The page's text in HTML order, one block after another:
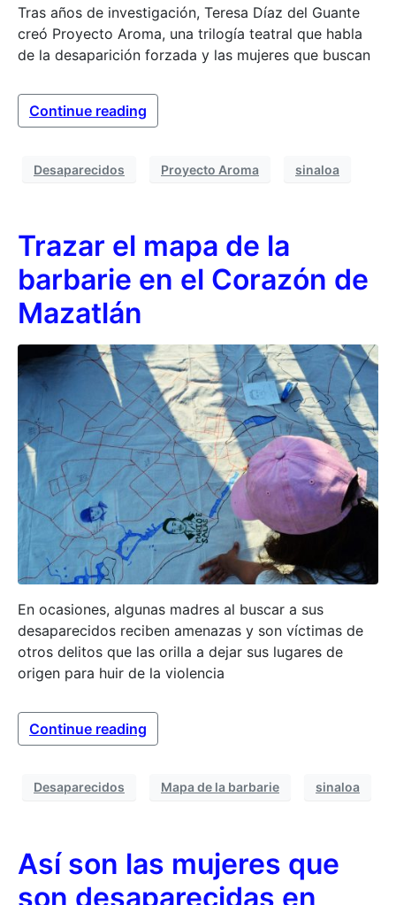
Tras años de investigación, Teresa Díaz del Guante
creó Proyecto Aroma, una trilogía teatral que habla
de la desaparición forzada y las mujeres que buscan
Continue reading
Desaparecidos Proyecto Aroma sinaloa
Trazar el mapa de la
barbarie en el Corazón de
Mazatlán
En ocasiones, algunas madres al buscar a sus
desaparecidos reciben amenazas y son víctimas de
otros delitos que las orilla a dejar sus lugares de
origen para huir de la violencia
Continue reading
Desaparecidos Mapa de la barbarie sinaloa
Así son las mujeres que
son desaparecidas en